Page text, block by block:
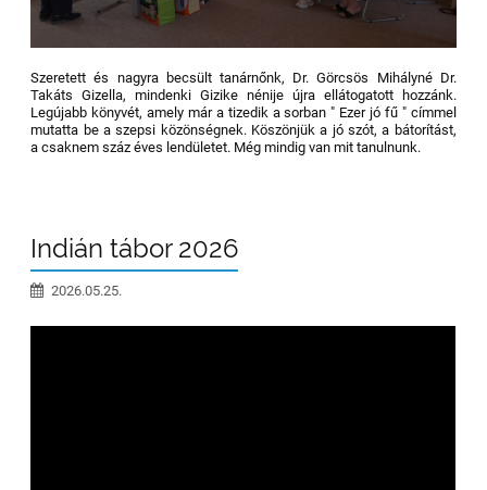
Szeretett és nagyra becsült tanárnőnk, Dr. Görcsös Mihályné Dr.
Takáts Gizella, mindenki Gizike nénije újra ellátogatott hozzánk.
Legújabb könyvét, amely már a tizedik a sorban " Ezer jó fű " címmel
mutatta be a szepsi közönségnek. Köszönjük a jó szót, a bátorítást,
a csaknem száz éves lendületet. Még mindig van mit tanulnunk.
Indián tábor 2026
2026.05.25.